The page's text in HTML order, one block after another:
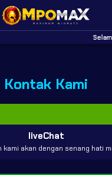
Kontak Kami
liveChat
kami akan dengan senang hati